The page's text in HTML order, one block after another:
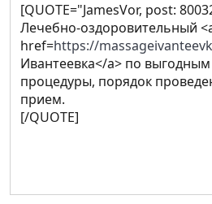
[QUOTE="JamesVor, post:
Лечебно-оздоровительный
href=https://
Ивантеевка</a> по
процедуры, порядок
прием.
[/QUOTE]